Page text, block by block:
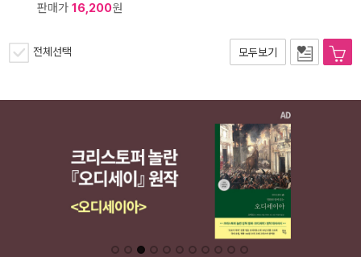
판매가 16,200원
전체선택 모두보기